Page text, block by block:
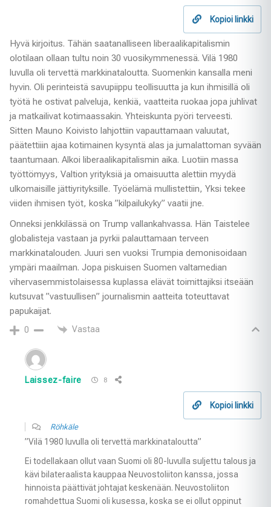
Kopioi linkki
Hyvä kirjoitus. Tähän saatanalliseen liberaalikapitalismin
olotilaan ollaan tultu noin 30 vuosikymmenessä. Vilä 1980
luvulla oli tervettä markkinataloutta. Suomenkin kansalla meni
hyvin. Oli perinteistä savupiippu teollisuutta ja kun ihmisillä oli
työtä he ostivat palveluja, kenkiä, vaatteita ruokaa jopa juhlivat
ja matkailivat kotimaassakin. Yhteiskunta pyöri terveesti.
Sitten Mauno Koivisto lahjottiin vapauttamaan valuutat,
päätettiiin ajaa kotimainen kysyntä alas ja jumalattoman syvään
taantumaan. Alkoi liberaalikapitalismin aika. Luotiin massa
työttömyys, Valtion yrityksiä ja omaisuutta alettiin myydä
ulkomaisille jättiyrityksille. Työelämä mullistettiin, Yksi tekee
viiden ihmisen työt, koska ”kilpailukyky” vaatii jne.
Onneksi jenkkilässä on Trump vallankahvassa. Hän Taistelee
globalisteja vastaan ja pyrkii palauttamaan terveen
markkinatalouden. Juuri sen vuoksi Trumpia demonisoidaan
ympäri maailman. Jopa piskuisen Suomen valtamedian
vihervasemmistolaisessa kuplassa elävät toimittajiksi itseään
kutsuvat ”vastuullisen” journalismin aatteita toteuttavat
papukaijat.
0 Vastaa
Laissez-faire 8
Kopioi linkki
Röhkäle
”Vilä 1980 luvulla oli tervettä markkinataloutta”
Ei todellakaan ollut vaan Suomi oli 80-luvulla suljettu talous ja
kävi bilateraalista kauppaa Neuvostoliiton kanssa, jossa
hinnoista päättivät johtajat keskenään. Neuvostoliiton
romahdettua Suomi oli kusessa, koska se ei ollut oppinut